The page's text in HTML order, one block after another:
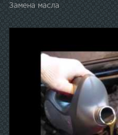
Замена масла